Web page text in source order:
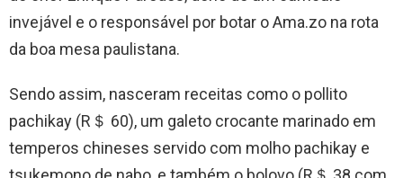
invejável e o responsável por botar o Ama.zo na rota
da boa mesa paulistana.
Sendo assim, nasceram receitas como o pollito
pachikay (R＄ 60), um galeto crocante marinado em
temperos chineses servido com molho pachikay e